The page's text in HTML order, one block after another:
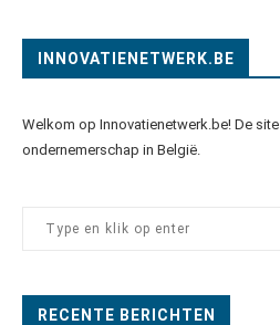
INNOVATIENETWERK.BE
Welkom op Innovatienetwerk.be! De
ondernemerschap in België.
RECENTE BERICHTEN